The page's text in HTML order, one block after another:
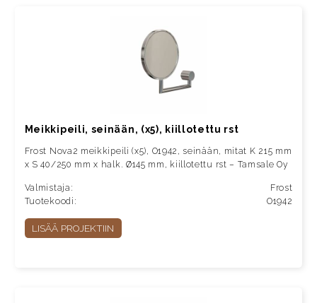
Meikkipeili, seinään, (x5), kiillotettu rst
Frost Nova2 meikkipeili (x5), O1942, seinään, mitat K 215 mm
x S 40/250 mm x halk. Ø145 mm, kiillotettu rst – Tamsale Oy
Valmistaja:
Frost
Tuotekoodi:
O1942
LISÄÄ PROJEKTIIN